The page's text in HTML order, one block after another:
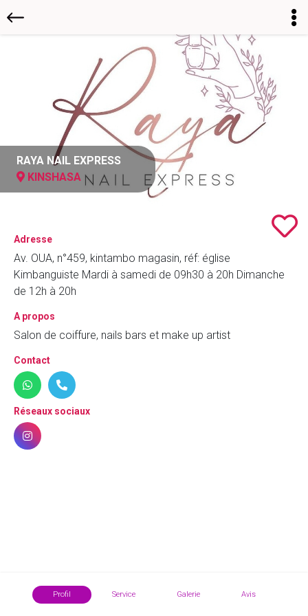
RAYA NAIL EXPRESS
KINSHASA
Adresse
Av. OUA, n°459, kintambo magasin, réf: église
Kimbanguiste Mardi à samedi de 09h30 à 20h Dimanche
de 12h à 20h
A propos
Salon de coiffure, nails bars et make up artist
Contact
Réseaux sociaux
Profil Service Galerie Avis